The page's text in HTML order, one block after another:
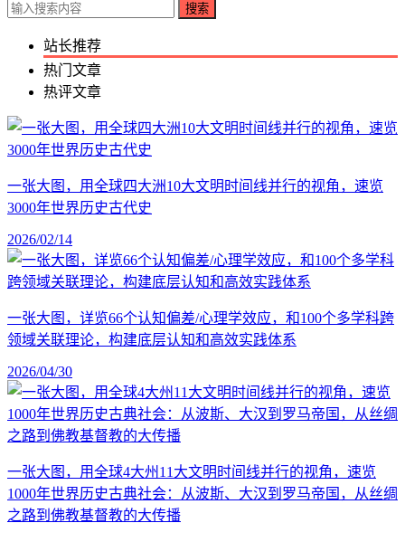
搜索
站长推荐
热门文章
热评文章
一张大图，用全球四大洲10大文明时间线并行的视角，速览
3000年世界历史古代史
2026/02/14
一张大图，详览66个认知偏差/心理学效应，和100个多学科跨
领域关联理论，构建底层认知和高效实践体系
2026/04/30
一张大图，用全球4大州11大文明时间线并行的视角，速览
1000年世界历史古典社会：从波斯、大汉到罗马帝国，从丝绸
之路到佛教基督教的大传播